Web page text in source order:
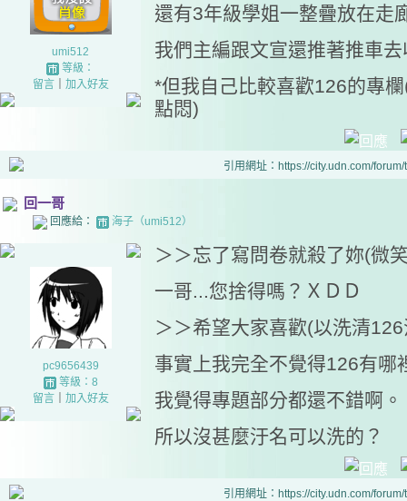
umi512
等級：
留言｜ 加入好友
還有3年級學姐一整疊放在走
我們主編跟文宣還推著推車
*但我自己比較喜歡126的專
點悶)
引用網址：https://city.udn.com/
回一哥
回應給： 海子（umi512）
pc9656439
等級：8
留言｜ 加入好友
＞＞忘了寫問卷就殺了妳(微
一哥...您捨得嗎？ＸＤＤ
＞＞希望大家喜歡(以洗清
事實上我完全不覺得126有哪
我覺得專題部分都還不錯啊。
所以沒甚麼汙名可以洗的？
引用網址：https://city.udn.com/